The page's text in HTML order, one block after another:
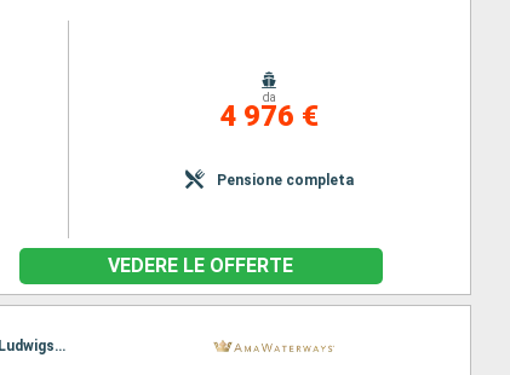
da
4 976 €
Pensione completa
VEDERE LE OFFERTE
Itinerario : Basilea, Amsterdam, Breisach, Amsterdam, Utrecht, Strasburgo, Amsterdam, Dusseldorf, Ludwigshafen, Rhine Gorge, Rudesheim, Ludwigshafen, Rudesheim, Rhine Gorge, Lahnstein, Dusseldorf, Strasburgo, Utrecht, Breisach, Amsterdam, Basilea